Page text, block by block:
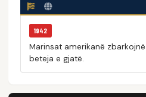
1942
Marinsat amerikanë
beteja e gjatë.